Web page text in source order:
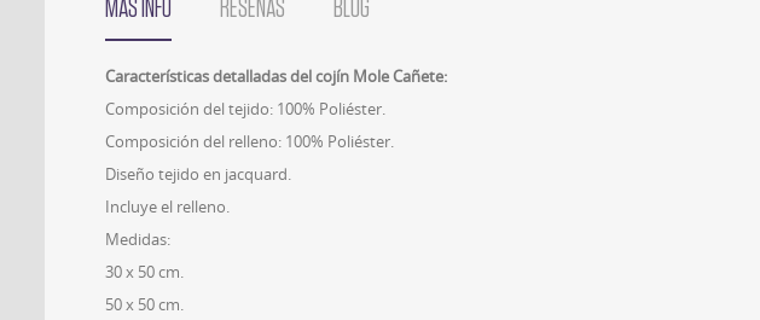
MÁS INFO RESEÑAS BLOG
Características detalladas del cojín Mole Cañete:
Composición del tejido: 100% Poliéster.
Composición del relleno: 100% Poliéster.
Diseño tejido en jacquard.
Incluye el relleno.
Medidas:
30 x 50 cm.
50 x 50 cm.